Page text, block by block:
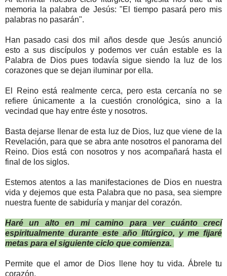
memoria la palabra de Jesús: "El tiempo pasará pero mis
palabras no pasarán".
Han pasado casi dos mil años desde que Jesús anunció
esto a sus discípulos y podemos ver cuán estable es la
Palabra de Dios pues todavía sigue siendo la luz de los
corazones que se dejan iluminar por ella.
El Reino está realmente cerca, pero esta cercanía no se
refiere únicamente a la cuestión cronológica, sino a la
vecindad que hay entre éste y nosotros.
Basta dejarse llenar de esta luz de Dios, luz que viene de la
Revelación, para que se abra ante nosotros el panorama del
Reino. Dios está con nosotros y nos acompañará hasta el
final de los siglos.
Estemos atentos a las manifestaciones de Dios en nuestra
vida y dejemos que esta Palabra que no pasa, sea siempre
nuestra fuente de sabiduría y manjar del corazón.
Haré un alto en mi camino para ver cuánto crecí
espiritualmente durante este año litúrgico, y me fijaré
metas para el siguiente ciclo que comienza.
Permite que el amor de Dios llene hoy tu vida. Ábrele tu
corazón.